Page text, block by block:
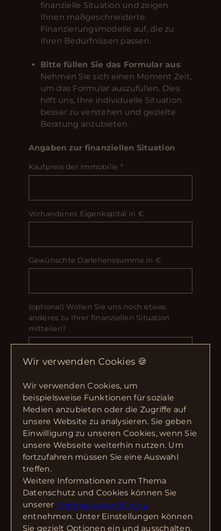
finanzielle Situation und zeigen
Ihnen maßgeschneiderte
Finanzierungsmodelle auf, die zu
Ihren Bedürfnissen passen.
Bitte füllen Sie das Formular aus:
Nehmen Sie sich einen Moment Zeit,
um das Formular auszufüllen. Dies
hilft uns, Ihre individuelle Situation
besser zu verstehen und gezielte
Beratung anzubieten.
Angaben zur finanziellen Situation
Kaufpreis der Immobilie *
Vorhandenes Eigenkapital in €
Gewünschte Darlehenssumme in €
(optional) Wollen Sie uns noch etwas
anderes zu Ihrer finanziellen Situation
mitteilen?
Ausstattung
Hinweis für Investoren:
Die Wohnung kann auch im Paket mit einer
weiteren Einheit in derselben Wohnanlage
erworben werden – unter anderem mit einer
weiteren vermieteten Erdgeschosswohnung
Wir verwenden Cookies 🍪
Wir verwenden Cookies, um
beispielsweise Funktionen für soziale
Medien anzubieten oder die Zugriffe auf
unsere Website zu analysieren. Sie geben
Einwilligung zu unseren Cookies, wenn Sie
unsere Webseite weiterhin nutzen. Um
fortzufahren müssen Sie eine Auswahl
treffen.
Weitere Informationen zum Thema
Datenschutz und Cookies können Sie
unserer Datenschutzerklärung
entnehmen. Unter Einstellungen können
Sie gezielt Optionen ein und ausschalten.